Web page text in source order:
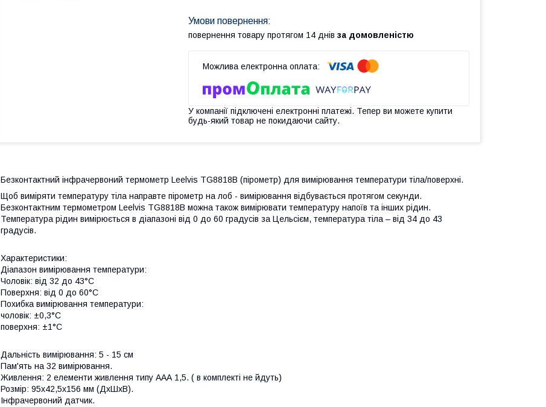
повернення товару протягом 14 днів за домовленістю
У компанії підключені електронні платежі. Тепер ви можете купити
будь-який товар не покидаючи сайту.
Безконтактний інфрачервоний термометр Leelvis TG8818B (пірометр) для вимірювання температури тіла/поверхні.
Щоб виміряти температуру тіла направте пірометр на лоб - вимірювання відбувається протягом секунди.
Безконтактним термометром Leelvis TG8818B можна також вимірювати температуру напоїв та інших рідин.
Температура рідин вимірюється в діапазоні від 0 до 60 градусів за Цельсієм, температура тіла – від 34 до 43
градусів.
Характеристики:
Діапазон вимірювання температури:
Чоловік: від 32 до 43°С
Поверхня: від 0 до 60°С
Похибка вимірювання температури:
чоловік: ±0,3°C
поверхня: ±1°C
Дальність вимірювання: 5 - 15 см
Пам'ять на 32 вимірювання.
Живлення: 2 елементи живлення типу ААА 1,5. ( в комплекті не йдуть)
Розмір: 95x42,5x156 мм (ДхШхВ).
Інфрачервоний датчик.